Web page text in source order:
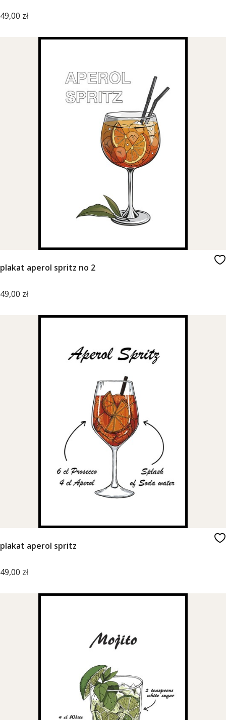
Cena
49,00 zł
plakat aperol spritz no 2
Cena
49,00 zł
plakat aperol spritz
Cena
49,00 zł